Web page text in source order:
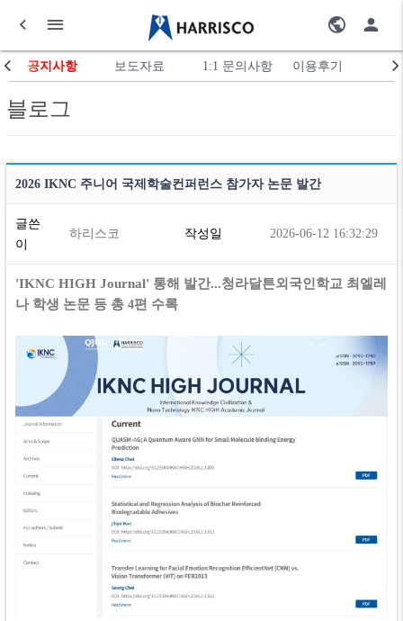
공지사항 보도자료 1:1 문의사항 이용후기
블로그
2026 IKNC 주니어 국제학술컨퍼런스 참가자 논문 발간
글쓴
이
하리스코 작성일 2026-06-12 16:32:29
'IKNC HIGH Journal' 통해 발간...청라달튼외국인학교 최엘레
나 학생 논문 등 총 4편 수록